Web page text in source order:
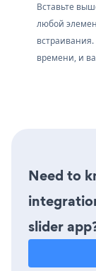
Вставьте
любой
времени, и
Need to
slider